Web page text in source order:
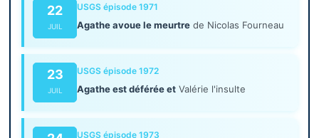
22
JUIL
USGS épisode 1971
Agathe avoue le meurtre de Nicolas Fourneau
23
JUIL
USGS épisode 1972
Agathe est déférée et Valérie l'insulte
USGS épisode 1973